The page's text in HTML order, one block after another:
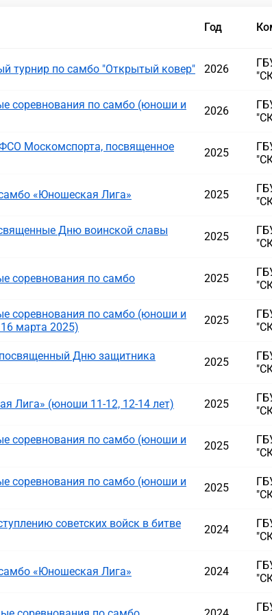
Год
турнир по самбо "Открытый ковер" 2026
соревнования по самбо (юноши и 2026
Москомспорта, посвященное 2025
«Юношеская Лига» 2025
Дню воинской славы 2025
соревнования по самбо 2025
соревнования по самбо (юноши и
марта 2025)
2025
Дню защитника 2025
Лига» (юноши 11-12, 12-14 лет) 2025
соревнования по самбо (юноши и 2025
соревнования по самбо (юноши и 2025
советских войск в битве 2024
«Юношеская Лига» 2024